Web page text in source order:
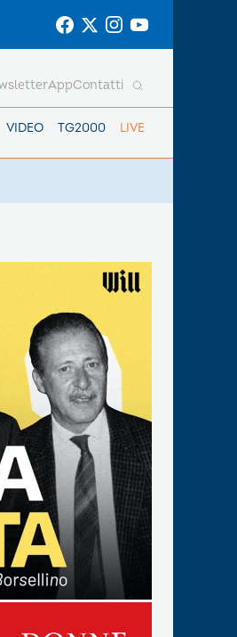
VIDEO TG2000 LIVE
AppContatti